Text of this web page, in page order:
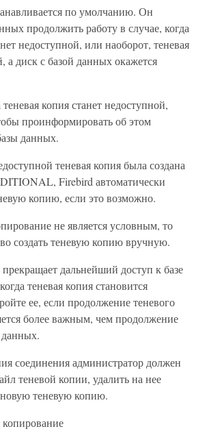
по умолчанию. Он
продолжить работу в случае, когда
недоступной, или наоборот, теневая
а диск с базой данных окажется
копия станет недоступной,
проинформировать об этом
данных.
теневая копия была создана
Firebird автоматически
копию, если это возможно.
не является условным, то
создать теневую копию вручную.
дальнейший доступ к базе
теневая копия становится
ее, если продолжение теневого
более важным, чем продолжение
соединения администратор должен
теневой копии, удалить на нее
теневую копию.
копирование